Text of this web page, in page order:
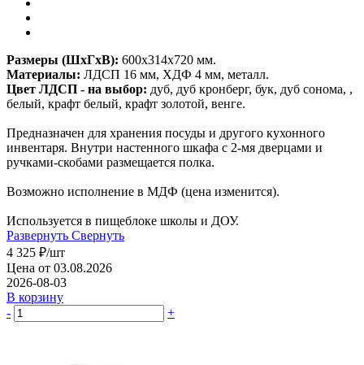
Размеры (ШхГхВ): 600х314х720 мм.
Материалы: ЛДСП 16 мм, ХДФ 4 мм, металл.
Цвет ЛДСП - на выбор: дуб, дуб кронберг, бук, дуб сонома, ,
белый, крафт белый, крафт золотой, венге.
Предназначен для хранения посуды и другого кухонного
инвентаря. Внутри настенного шкафа с 2-мя дверцами и
ручками-скобами размещается полка.
Возможно исполнение в МДФ (цена изменится).
Используется в пищеблоке школы и ДОУ.
Развернуть Свернуть
4 325 ₽/шт
Цена от 03.08.2026
2026-08-03
В корзину
-
+